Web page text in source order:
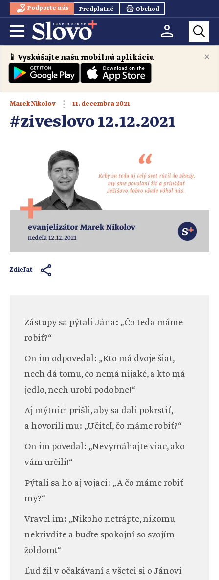
Podporte nás Predplatné Obchod
×
📱 Vyskúšajte našu mobilnú aplikáciu
Marek Nikolov 11. decembra 2021
#ziveslovo 12.12.2021
Zdieľať
Zástupy sa pýtali Jána: „Čo teda máme
robiť?“
On im odpovedal: „Kto má dvoje šiat,
nech dá tomu, čo nemá nijaké, a kto má
jedlo, nech urobí podobne!“
Aj mýtnici prišli, aby sa dali pokrstiť,
a hovorili mu: „Učiteľ, čo máme robiť?“
On im povedal: „Nevymáhajte viac, ako
vám určili!“
Pýtali sa ho aj vojaci: „A čo máme robiť
my?“
Vravel im: „Nikoho netrápte, nikomu
nekrivdite a buďte spokojní so svojím
žoldom!“
Ľud žil v očakávaní a všetci si o Jánovi